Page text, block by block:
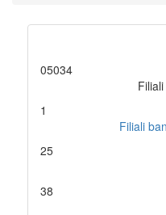
05034
1
Filiali
25
38